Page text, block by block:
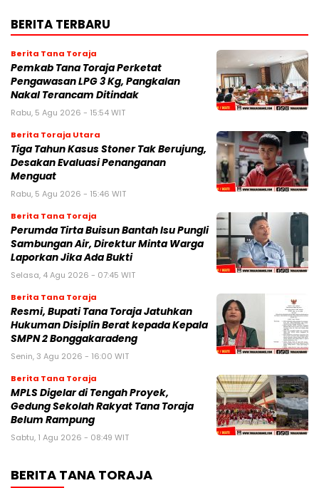
BERITA TERBARU
Berita Tana Toraja
Pemkab Tana Toraja Perketat
Pengawasan LPG 3 Kg, Pangkalan
Nakal Terancam Ditindak
Rabu, 5 Agu 2026 - 15:54 WIT
Berita Toraja Utara
Tiga Tahun Kasus Stoner Tak Berujung,
Desakan Evaluasi Penanganan
Menguat
Rabu, 5 Agu 2026 - 15:46 WIT
Berita Tana Toraja
Perumda Tirta Buisun Bantah Isu Pungli
Sambungan Air, Direktur Minta Warga
Laporkan Jika Ada Bukti
Selasa, 4 Agu 2026 - 07:45 WIT
Berita Tana Toraja
Resmi, Bupati Tana Toraja Jatuhkan
Hukuman Disiplin Berat kepada Kepala
SMPN 2 Bonggakaradeng
Senin, 3 Agu 2026 - 16:00 WIT
Berita Tana Toraja
MPLS Digelar di Tengah Proyek,
Gedung Sekolah Rakyat Tana Toraja
Belum Rampung
Sabtu, 1 Agu 2026 - 08:49 WIT
BERITA TANA TORAJA